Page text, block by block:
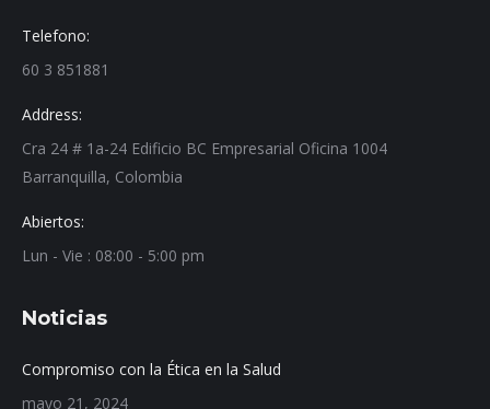
Telefono:
60 3 851881
Address:
Cra 24 # 1a-24 Edificio BC Empresarial Oficina 1004
Barranquilla, Colombia
Abiertos:
Lun - Vie : 08:00 - 5:00 pm
Noticias
Compromiso con la Ética en la Salud
mayo 21, 2024